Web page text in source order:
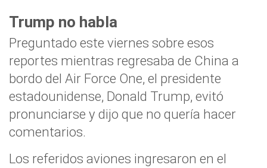
Trump no habla
Preguntado este viernes sobre esos
reportes mientras regresaba de China a
bordo del Air Force One, el presidente
estadounidense, Donald Trump, evitó
pronunciarse y dijo que no quería hacer
comentarios.
Los referidos aviones ingresaron en el